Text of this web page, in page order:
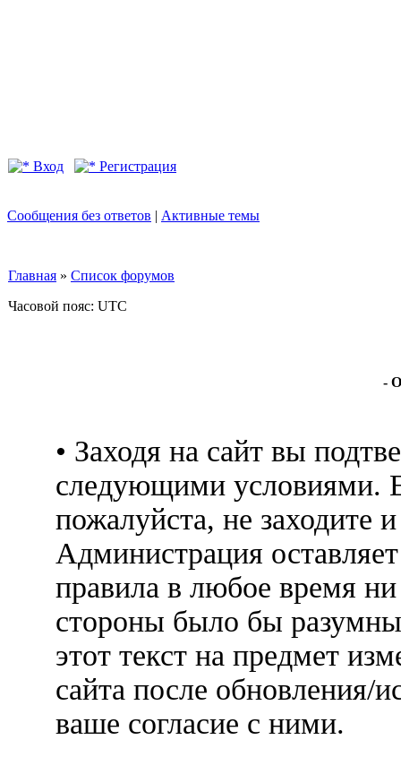
Вход Регистрация
Сообщения без ответов | Активные темы
Главная » Список форумов
Часовой пояс: UTC
-
• Заходя на сайт вы
следующими условиями.
пожалуйста, не заходите
Администрация
правила в любое время
стороны было бы
этот текст на предмет
сайта после обновления/
ваше согласие с ними.